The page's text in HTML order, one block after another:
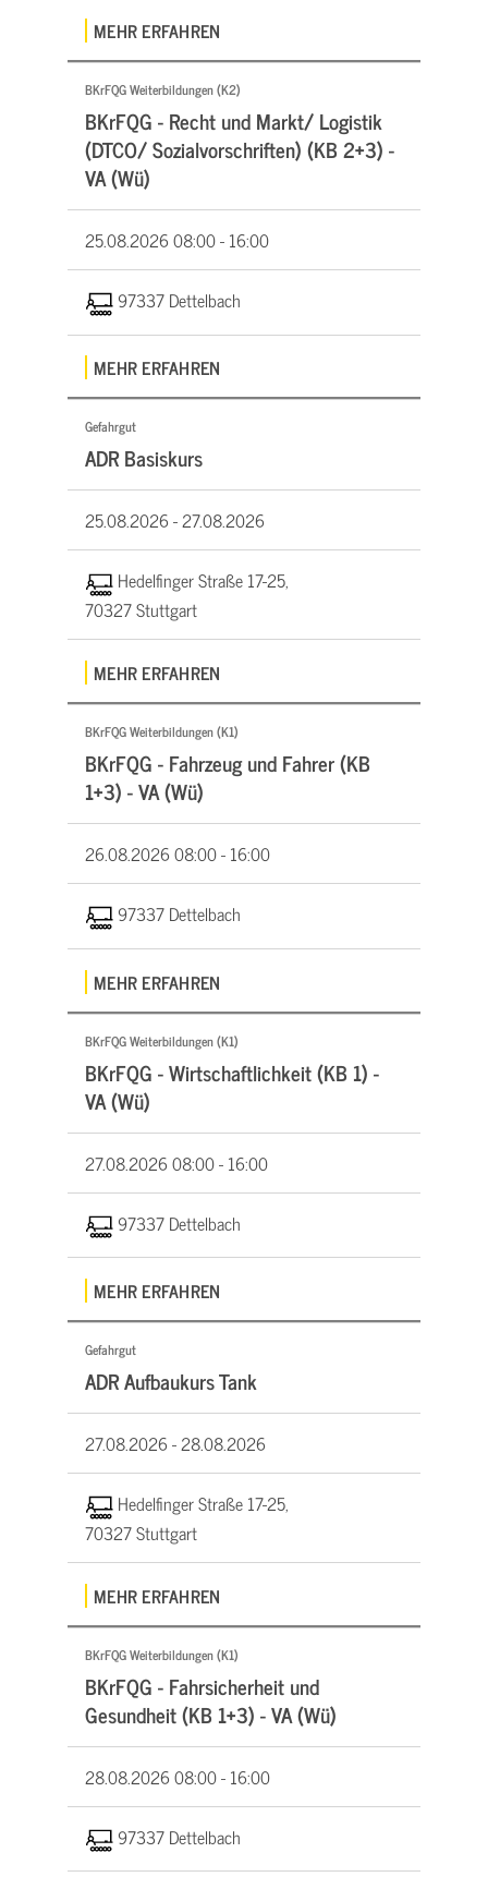
MEHR ERFAHREN
BKrFQG Weiterbildungen (K2)
BKrFQG - Recht und Markt/ Logistik
(DTCO/ Sozialvorschriften) (KB 2+3) -
VA (Wü)
25.08.202608:00 - 16:00
97337 Dettelbach
MEHR ERFAHREN
Gefahrgut
ADR Basiskurs
25.08.2026 -27.08.2026
Hedelfinger Straße 17-25,
70327 Stuttgart
MEHR ERFAHREN
BKrFQG Weiterbildungen (K1)
BKrFQG - Fahrzeug und Fahrer (KB
1+3) - VA (Wü)
26.08.202608:00 - 16:00
97337 Dettelbach
MEHR ERFAHREN
BKrFQG Weiterbildungen (K1)
BKrFQG - Wirtschaftlichkeit (KB 1) -
VA (Wü)
27.08.202608:00 - 16:00
97337 Dettelbach
MEHR ERFAHREN
Gefahrgut
ADR Aufbaukurs Tank
27.08.2026 -28.08.2026
Hedelfinger Straße 17-25,
70327 Stuttgart
MEHR ERFAHREN
BKrFQG Weiterbildungen (K1)
BKrFQG - Fahrsicherheit und
Gesundheit (KB 1+3) - VA (Wü)
28.08.202608:00 - 16:00
97337 Dettelbach